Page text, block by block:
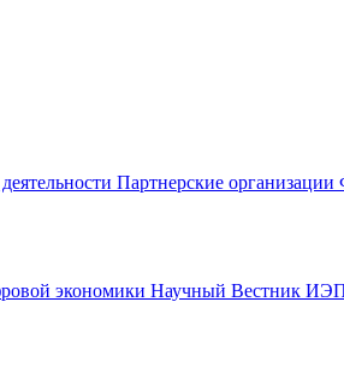
Партнерские организации
экономики Научный Вестник